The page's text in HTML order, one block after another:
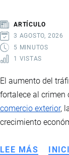
HASTA
2029
ARTÍCULO
3 AGOSTO, 2026
5 MINUTOS
1 VISTAS
El aumento del
fortalece al crimen
comercio exterior,
crecimiento
LEE MÁS SOBRE